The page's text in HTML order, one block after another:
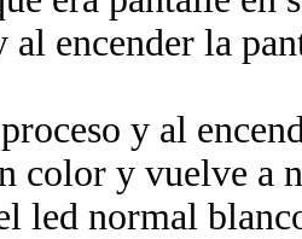
al encender la
y al
color y vuelve a
led normal